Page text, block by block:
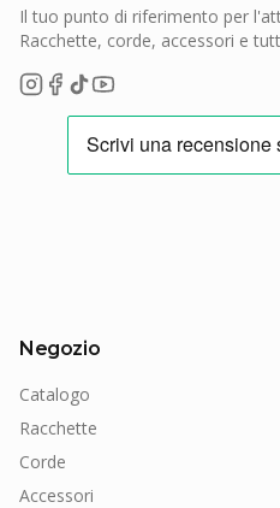
Il tuo punto di riferimento per
Racchette, corde, accessori e
Negozio
Catalogo
Racchette
Corde
Accessori